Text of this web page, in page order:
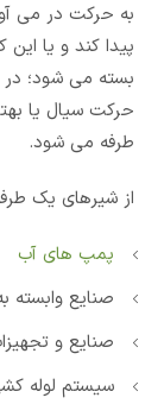
به حرکت در می
پیدا کند و یا
بسته می شود؛ در
حرکت سیال یا
طرفه می شود.
از شیرهای یک
پمپ های آب
صنایع وابسته
صنایع و
سیستم لوله